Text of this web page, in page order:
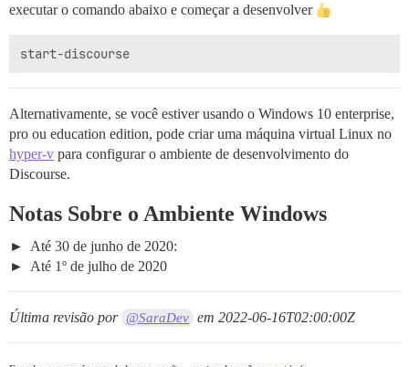
executar o comando abaixo e começar a desenvolver
Alternativamente, se você estiver usando o Windows 10 enterprise,
pro ou education edition, pode criar uma máquina virtual Linux no
hyper-v para configurar o ambiente de desenvolvimento do
Discourse.
Notas Sobre o Ambiente Windows
Até 30 de junho de 2020:
Até 1º de julho de 2020
Última revisão por @SaraDev em2022-06-16T02:00:00Z